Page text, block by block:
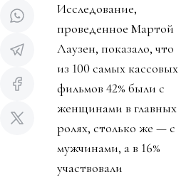
Исследование,
проведенное Мартой
Лаузен, показало, что
из 100 самых кассовых
фильмов 42% были с
женщинами в главных
ролях, столько же — с
мужчинами, а в 16%
участвовали